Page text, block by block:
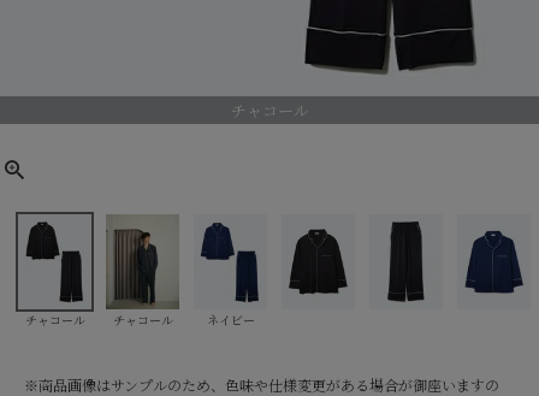
チャコール
チャコール チャコール ネイビー
※商品画像はサンプルのため、色味や仕様変更がある場合が御座いますの